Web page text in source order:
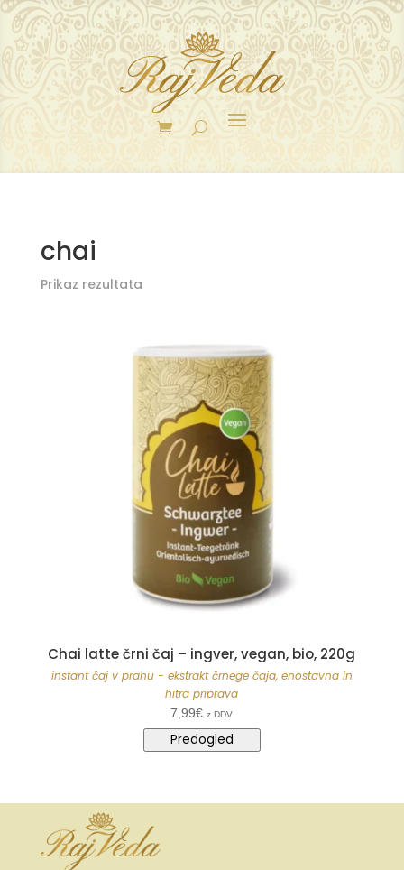
chai
Prikaz rezultata
Chai latte črni čaj – ingver, vegan, bio, 220g
instant čaj v prahu - ekstrakt črnege čaja, enostavna in
hitra priprava
7,99€ z DDV
Predogled